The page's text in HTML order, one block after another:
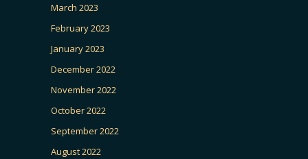
March 2023
February 2023
January 2023
December 2022
November 2022
October 2022
September 2022
August 2022